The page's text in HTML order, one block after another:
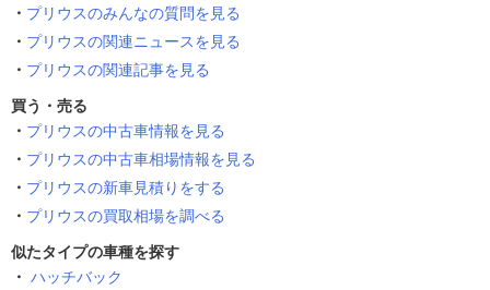
プリウスのみんなの質問を見る
プリウスの関連ニュースを見る
プリウスの関連記事を見る
買う・売る
プリウスの中古車情報を見る
プリウスの中古車相場情報を見る
プリウスの新車見積りをする
プリウスの買取相場を調べる
似たタイプの車種を探す
ハッチバック